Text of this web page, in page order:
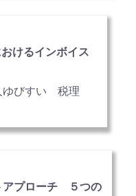
けるインボイス
ゆびすい 税理
アプローチ ５つの